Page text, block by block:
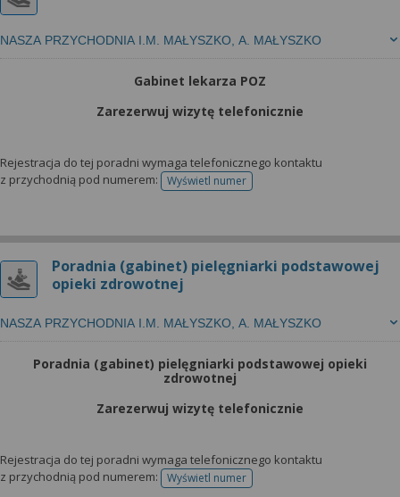
NASZA PRZYCHODNIA I.M. MAŁYSZKO, A. MAŁYSZKO
Gabinet lekarza POZ
Zarezerwuj wizytę telefonicznie
Rejestracja do tej poradni wymaga telefonicznego kontaktu
z przychodnią pod numerem:
Wyświetl numertelefonu do rejestracji
Poradnia (gabinet) pielęgniarki podstawowej
opieki zdrowotnej
NASZA PRZYCHODNIA I.M. MAŁYSZKO, A. MAŁYSZKO
Poradnia (gabinet) pielęgniarki podstawowej opieki
zdrowotnej
Zarezerwuj wizytę telefonicznie
Rejestracja do tej poradni wymaga telefonicznego kontaktu
z przychodnią pod numerem:
Wyświetl numertelefonu do rejestracji